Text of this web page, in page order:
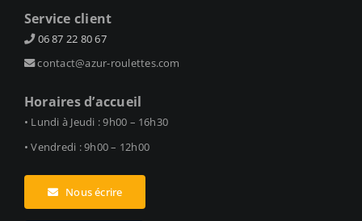
Service client
06 87 22 80 67
contact@azur-roulettes.com
Horaires d’accueil
• Lundi à Jeudi : 9h00 – 16h30
• Vendredi : 9h00 – 12h00
Nous écrire